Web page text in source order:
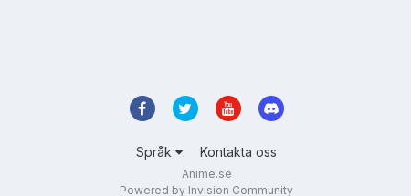
Språk Kontakta oss
Anime.se
Powered by Invision Community